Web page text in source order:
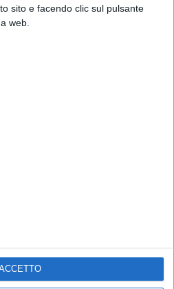
sito e facendo clic sul pulsante
web.
2VIDEO
Radio Italia Tv